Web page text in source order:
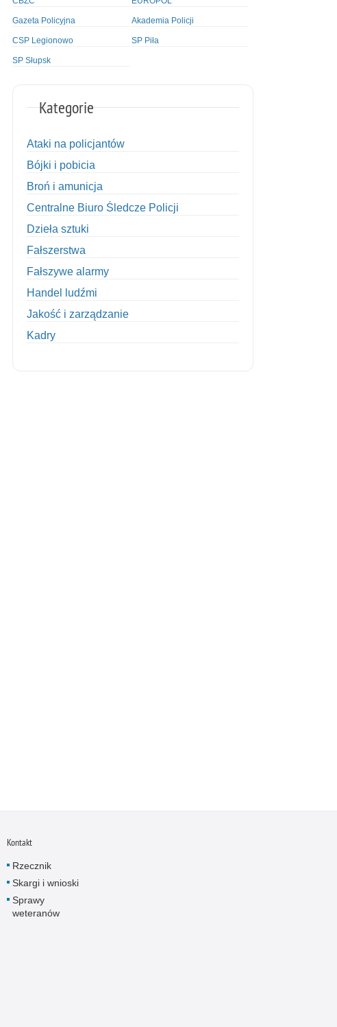
Gazeta Policyjna Akademia Policji
CSP Legionowo SP Piła
SP Słupsk
Kategorie
Ataki na policjantów
Bójki i pobicia
Broń i amunicja
Centralne Biuro Śledcze Policji
Dzieła sztuki
Fałszerstwa
Fałszywe alarmy
Handel ludźmi
Jakość i zarządzanie
Kadry
Podrabianie znaków towarowych
Pogryzienia przez psy
Polemiki i sprostowania
Policja inaczej
Kontakt
Rzecznik
Skargi i wnioski
Sprawy
weteranów